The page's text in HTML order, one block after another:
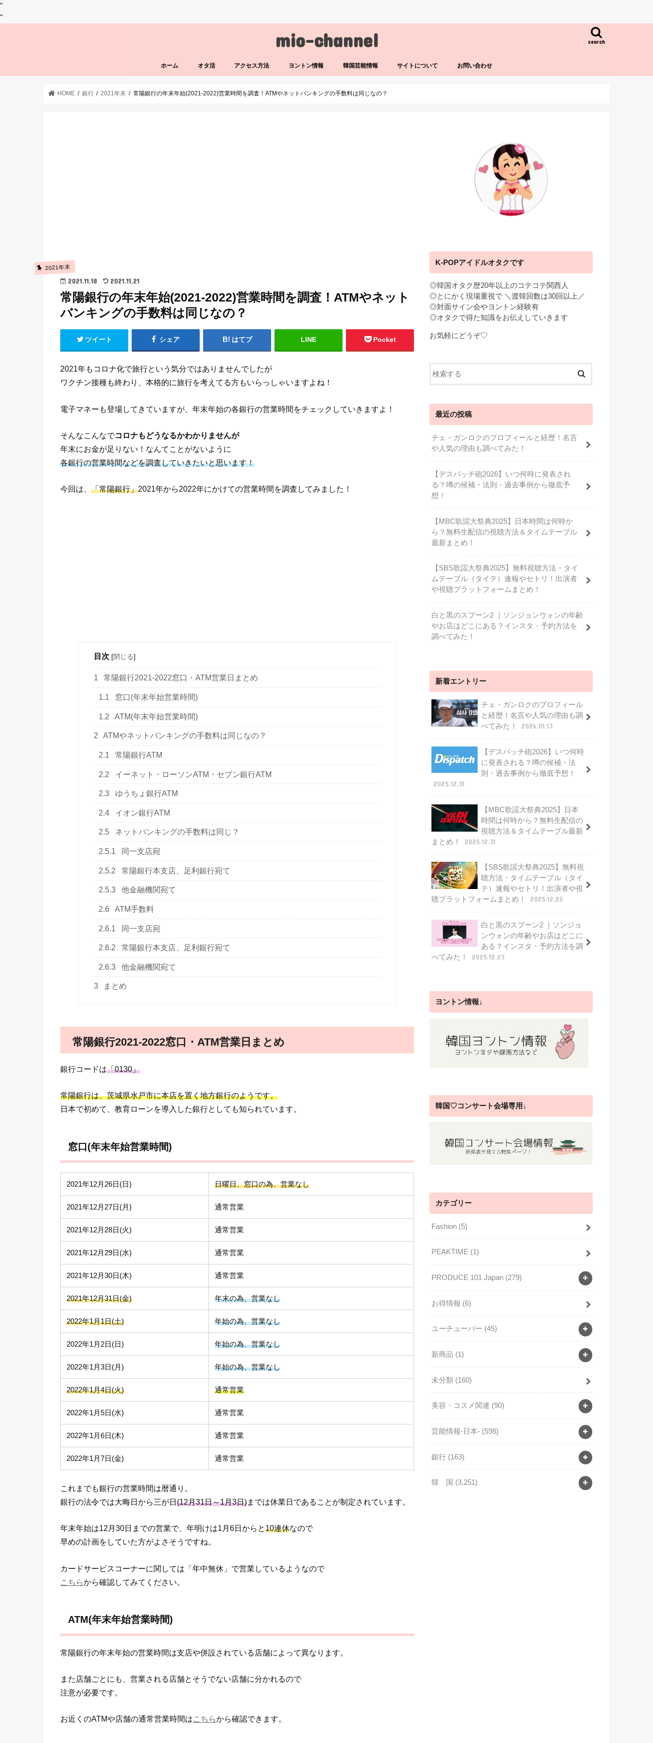
"
"
mio-channel search
ホーム オタ活 アクセス方法 ヨントン情報 韓国芸能情報 サイトについて お問い合わせ
HOME 銀行 2021年末 常陽銀行の年末年始(2021-2022)営業時間を調査！ATMやネットバンキングの手数料は同じなの？
2021年末
2021.11.18 2021.11.21
常陽銀行の年末年始(2021-2022)営業時間を調査！ATMやネット
バンキングの手数料は同じなの？
ツイート シェア はてブ LINE Pocket
2021年もコロナ化で旅行という気分ではありませんでしたが
ワクチン接種も終わり、本格的に旅行を考えてる方もいらっしゃいますよね！
電子マネーも登場してきていますが、年末年始の各銀行の営業時間をチェックしていきますよ！
そんなこんなでコロナもどうなるかわかりませんが
年末にお金が足りない！なんてことがないように
各銀行の営業時間などを調査していきたいと思います！
今回は、 「常陽銀行」2021年から2022年にかけての営業時間を調査してみました！
目次 [閉じる]
1 常陽銀行2021-2022窓口・ATM営業日まとめ
1.1 窓口(年末年始営業時間)
1.2 ATM(年末年始営業時間)
2 ATMやネットバンキングの手数料は同じなの？
2.1 常陽銀行ATM
2.2 イーネット・ローソンATM・セブン銀行ATM
2.3 ゆうちょ銀行ATM
2.4 イオン銀行ATM
2.5 ネットバンキングの手数料は同じ？
2.5.1 同一支店宛
2.5.2 常陽銀行本支店、足利銀行宛て
2.5.3 他金融機関宛て
2.6 ATM手数料
2.6.1 同一支店宛
2.6.2 常陽銀行本支店、足利銀行宛て
2.6.3 他金融機関宛て
3 まとめ
常陽銀行2021-2022窓口・ATM営業日まとめ
銀行コードは「0130」
常陽銀行は、茨城県水戸市に本店を置く地方銀行のようです。
日本で初めて、教育ローンを導入した銀行としても知られています。
窓口(年末年始営業時間)
2021年12月26日(日) 日曜日、窓口の為、営業なし
2021年12月27日(月) 通常営業
2021年12月28日(火) 通常営業
2021年12月29日(水) 通常営業
2021年12月30日(木) 通常営業
2021年12月31日(金) 年末の為、営業なし
2022年1月1日(土) 年始の為、営業なし
2022年1月2日(日) 年始の為、営業なし
2022年1月3日(月) 年始の為、営業なし
2022年1月4日(火) 通常営業
2022年1月5日(水) 通常営業
2022年1月6日(木) 通常営業
2022年1月7日(金) 通常営業
これまでも銀行の営業時間は暦通り。
銀行の法令では大晦日から三が日(12月31日～1月3日)までは休業日であることが制定されています。
年末年始は12月30日までの営業で、年明けは1月6日からと10連休なので
早めの計画をしていた方がよさそうですね。
カードサービスコーナーに関しては「年中無休」で営業しているようなので
こちらから確認してみてください。
ATM(年末年始営業時間)
常陽銀行の年末年始の営業時間は支店や併設されている店舗によって異なります。
また店舗ごとにも、営業される店舗とそうでない店舗に分かれるので
注意が必要です。
お近くのATMや店舗の通常営業時間はこちらから確認できます。
K-POPアイドルオタクです
◎韓国オタク歴20年以上のコテコテ関西人
◎とにかく現場重視で ＼渡韓回数は30回以上／
◎対面サイン会やヨントン経験有
◎オタクで得た知識をお伝えしていきます
お気軽にどうぞ♡
最近の投稿
チェ・ガンロクのプロフィールと経歴！名言
や人気の理由も調べてみた！
【デスパッチ砲2026】いつ何時に発表され
る？噂の候補・法則・過去事例から徹底予
想！
【MBC歌謡大祭典2025】日本時間は何時か
ら？無料生配信の視聴方法＆タイムテーブル
最新まとめ！
【SBS歌謡大祭典2025】無料視聴方法・タイ
ムテーブル（タイテ）速報やセトリ！出演者
や視聴プラットフォームまとめ！
白と黒のスプーン2 ｜ソンジョンウォンの年齢
やお店はどこにある？インスタ・予約方法を
調べてみた！
新着エントリー
チェ・ガンロクのプロフィール
と経歴！名言や人気の理由も調
べてみた！
2026.01.13
【デスパッチ砲2026】いつ何時
に発表される？噂の候補・法
則・過去事例から徹底予想！
2025.12.31
【MBC歌謡大祭典2025】日本
時間は何時から？無料生配信の
視聴方法＆タイムテーブル最新
まとめ！
2025.12.31
【SBS歌謡大祭典2025】無料視
聴方法・タイムテーブル（タイ
テ）速報やセトリ！出演者や視
聴プラットフォームまとめ！
2025.12.25
白と黒のスプーン2 ｜ソンジョ
ンウォンの年齢やお店はどこに
ある？インスタ・予約方法を調
べてみた！
2025.12.23
ヨントン情報↓
韓国♡コンサート会場専用↓
カテゴリー
Fashion (5)
PEAKTIME (1)
PRODUCE 101 Japan (279)
お得情報 (6)
ユーチューバー (45)
新商品 (1)
未分類 (160)
美容・コスメ関連 (90)
芸能情報-日本- (598)
銀行 (163)
韓 国 (3,251)